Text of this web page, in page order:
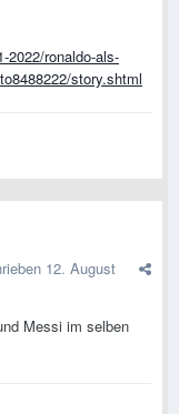
2022/ronaldo-als-
story.shtml
12. August
Messi im selben